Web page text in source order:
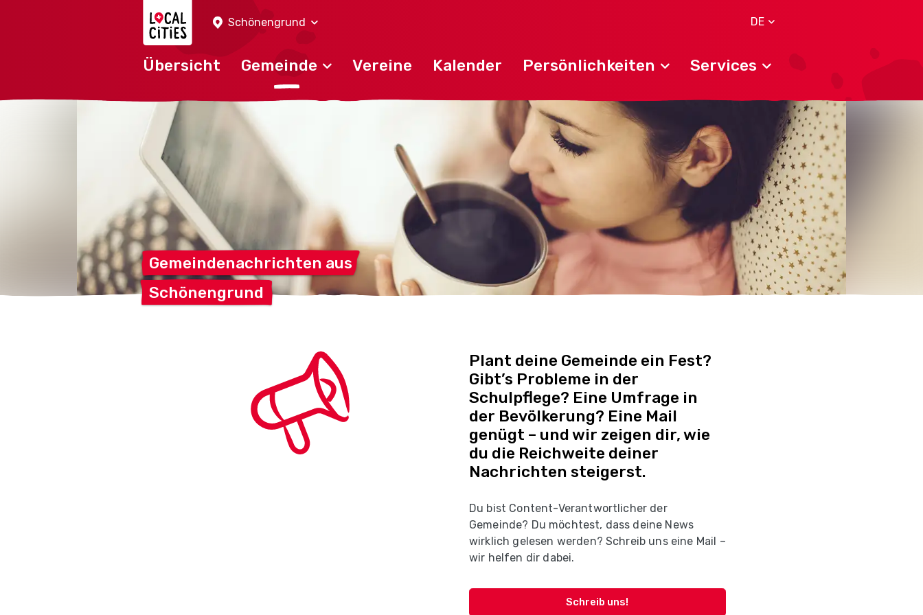
Schönengrund
DE
Übersicht Gemeinde Vereine Kalender Persönlichkeiten Services
Gemeindenachrichten aus
Schönengrund
Plant deine Gemeinde ein Fest?
Gibt’s Probleme in der
Schulpflege? Eine Umfrage in
der Bevölkerung? Eine Mail
genügt – und wir zeigen dir, wie
du die Reichweite deiner
Nachrichten steigerst.
Du bist Content-Verantwortlicher der
Gemeinde? Du möchtest, dass deine News
wirklich gelesen werden? Schreib uns eine Mail –
wir helfen dir dabei.
Schreib uns!